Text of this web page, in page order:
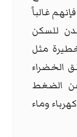
غالباً
للسكن
مثل
الخضراء
الضغط
وماء